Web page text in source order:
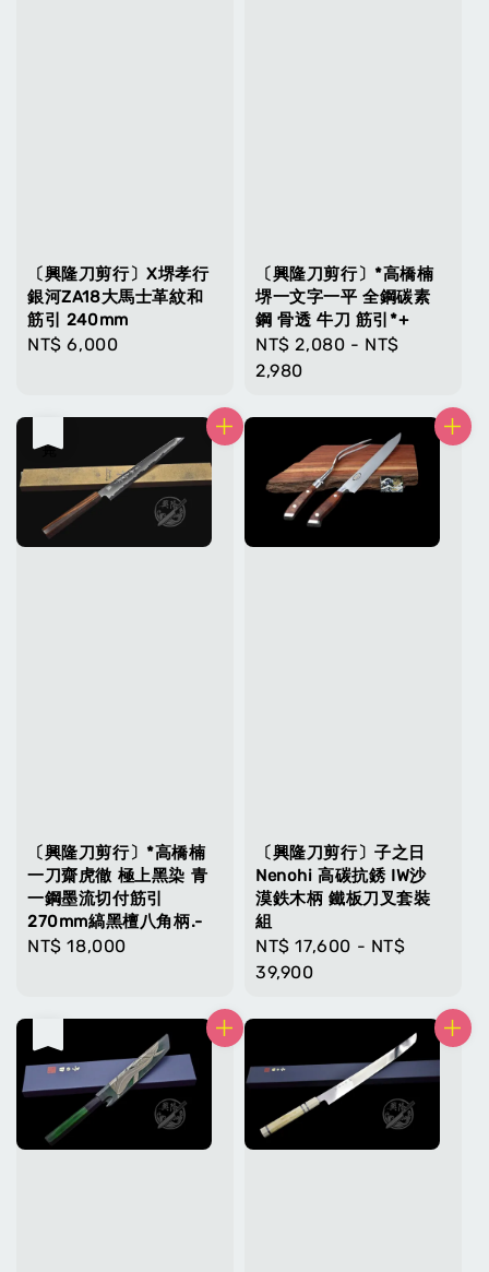
〔興隆刀剪行〕X堺孝行
銀河ZA18大馬士革紋和
筋引 240mm
Regular
NT$ 6,000
〔興隆刀剪行〕*高橋楠
堺一文字一平 全鋼碳素
鋼 骨透 牛刀 筋引*+
Regular
price
NT$ 2,080 - NT$
2,980
〔興隆刀剪行〕*高橋楠
一刀齋虎徹 極上黑染 青
一鋼墨流切付筋引
270mm縞黑檀八角柄.-
Regular
NT$ 18,000
〔興隆刀剪行〕子之日
Nenohi 高碳抗銹 IW沙
漠鉄木柄 鐵板刀叉套裝
組
Regular
price
NT$ 17,600 - NT$
39,900